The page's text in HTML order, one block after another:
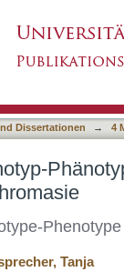
Dissertationen → 4
Tanja